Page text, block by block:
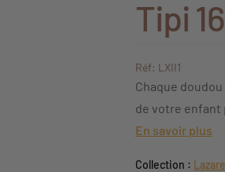
Tipi
Réf: LXII1
Chaque
de votre enfant
En savoir plus
Collection : Lazare